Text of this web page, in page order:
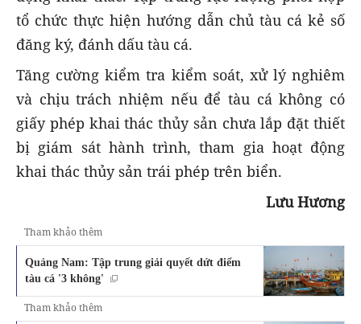
tổ chức thực hiện hướng dẫn chủ tàu cá kẻ số
đăng ký, đánh dấu tàu cá.
Tăng cường kiểm tra kiểm soát, xử lý nghiêm
và chịu trách nhiệm nếu để tàu cá không có
giấy phép khai thác thủy sản chưa lắp đặt thiết
bị giám sát hành trình, tham gia hoạt động
khai thác thủy sản trái phép trên biển.
Lưu Hương
Tham khảo thêm
Quảng Nam: Tập trung giải quyết dứt điểm
tàu cá '3 không'
Tham khảo thêm